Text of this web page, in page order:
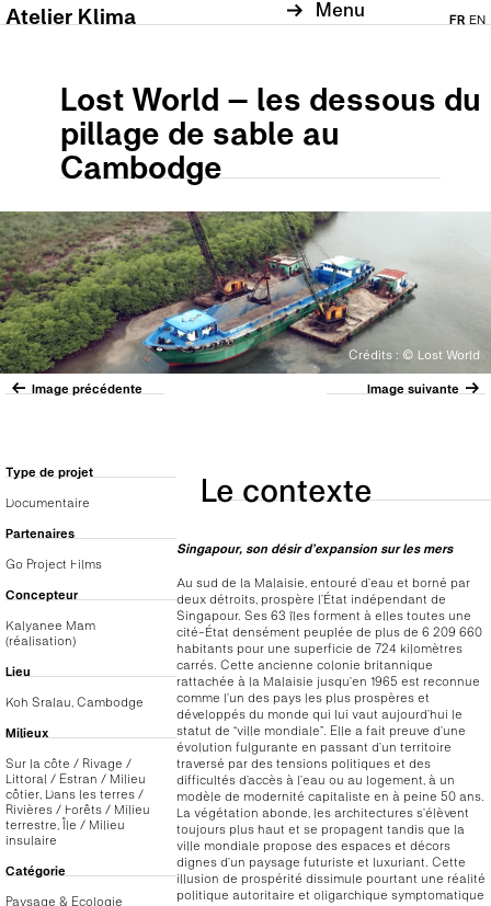
Atelier Klima Menu FR EN
Lost World – les dessous du
pillage de sable au
Cambodge
Crédits : © Lost World
Image précédente Image suivante
Type de projet
Documentaire
Partenaires
Go Project Films
Concepteur
Kalyanee Mam
(réalisation)
Lieu
Koh Sralau, Cambodge
Milieux
Sur la côte / Rivage /
Littoral / Estran / Milieu
côtier, Dans les terres /
Rivières / Forêts / Milieu
terrestre, Île / Milieu
insulaire
Catégorie
Paysage & Ecologie
Le contexte
Singapour, son désir d’expansion sur les mers
Au sud de la Malaisie, entouré d’eau et borné par
deux détroits, prospère l’État indépendant de
Singapour. Ses 63 îles forment à elles toutes une
cité-État densément peuplée de plus de 6 209 660
habitants pour une superficie de 724 kilomètres
carrés. Cette ancienne colonie britannique
rattachée à la Malaisie jusqu’en 1965 est reconnue
comme l’un des pays les plus prospères et
développés du monde qui lui vaut aujourd’hui le
statut de “ville mondiale”. Elle a fait preuve d’une
évolution fulgurante en passant d’un territoire
traversé par des tensions politiques et des
difficultés d’accès à l’eau ou au logement, à un
modèle de modernité capitaliste en à peine 50 ans.
La végétation abonde, les architectures s’élèvent
toujours plus haut et se propagent tandis que la
ville mondiale propose des espaces et décors
dignes d’un paysage futuriste et luxuriant. Cette
illusion de prospérité dissimule pourtant une réalité
politique autoritaire et oligarchique symptomatique